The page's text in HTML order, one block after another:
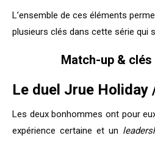
L’ensemble de ces éléments
plusieurs clés dans cette série qui
Match-up &
Le duel Jrue Holiday
Les deux bonhommes ont pour
expérience certaine et un